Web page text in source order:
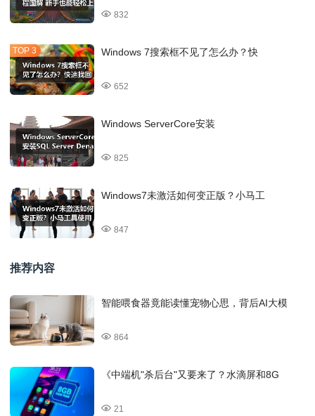
832
Windows 7搜索框不见了怎么办？快
652
Windows ServerCore安装
825
Windows7未激活如何变正版？小马工
847
推荐内容
智能喂食器竟能读懂宠物心思，背后AI大模
864
《中端机"杀后台"又要来了？水滴屏和8G
21